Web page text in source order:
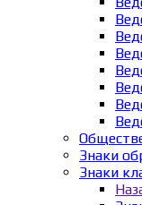
Знаки
Знаки